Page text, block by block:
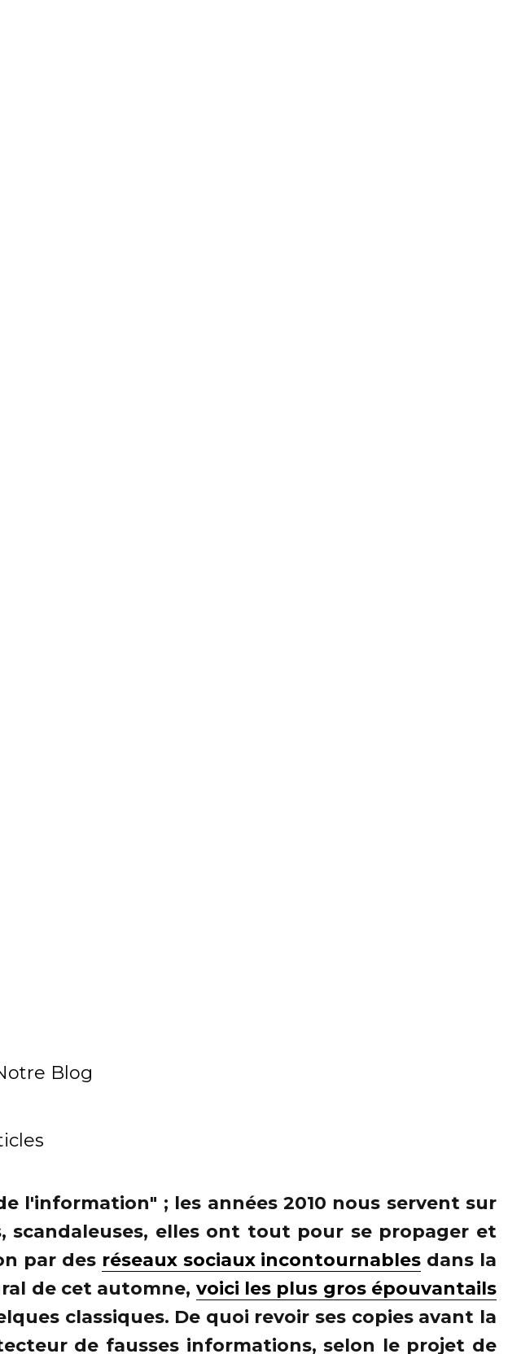
Blog
l'information" ; les années 2010 nous servent sur
scandaleuses, elles ont tout pour se propager et
par des réseaux sociaux incontournables dans la
de cet automne, voici les plus gros épouvantails
classiques. De quoi revoir ses copies avant la
de fausses informations, selon le projet de